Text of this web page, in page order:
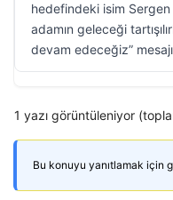
hedefindeki isim
adamın geleceği
devam edeceğiz”
1 yazı görüntüleniyor
Bu konuyu yanıtlamak için